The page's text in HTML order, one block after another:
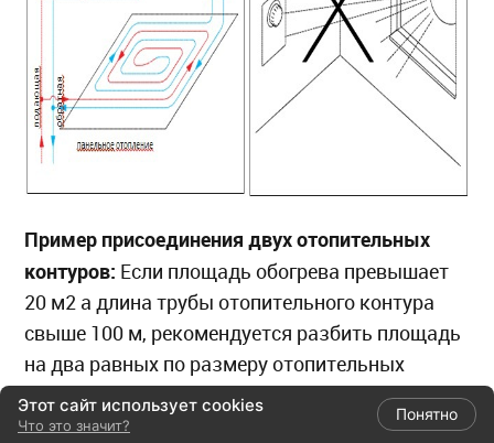
Пример присоединения двух отопительных
контуров: Если площадь обогрева превышает
20 м2 а длина трубы отопительного контура
свыше 100 м, рекомендуется разбить площадь
на два равных по размеру отопительных
контура и присоединить к «Unibox». Это
возможно с помощью h-образного
Этот сайт использует cookies
Что это значит?
Понятно